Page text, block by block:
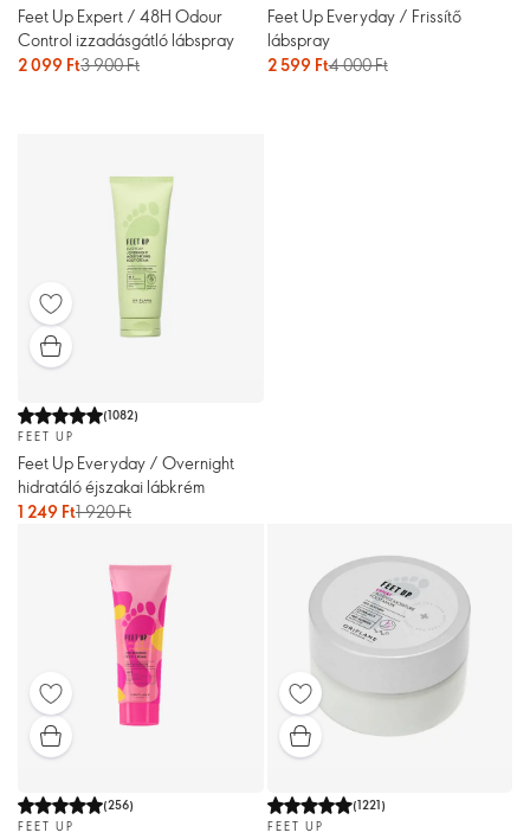
Feet Up Expert / 48H Odour
Control izzadásgátló lábspray
2 099 Ft3 900 Ft
Feet Up Everyday / Frissítő
lábspray
2 599 Ft4 000 Ft
(1082)
FEET UP
Feet Up Everyday / Overnight
hidratáló éjszakai lábkrém
1 249 Ft1 920 Ft
(256)
FEET UP
(1221)
FEET UP